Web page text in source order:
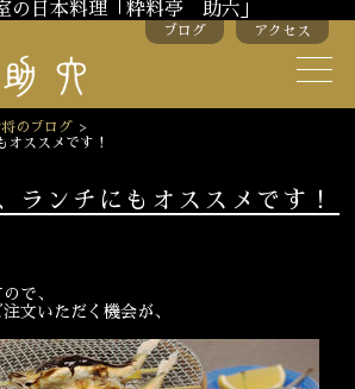
の日本料理「粋料亭 助六」
ブログ アクセス
のブログ >
オススメです！
ランチにもオススメです！
で、
文いただく機会が、
会議・舞台のご利用